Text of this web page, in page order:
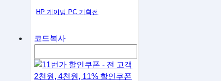
HP 게이밍 PC 기획전
코드복사